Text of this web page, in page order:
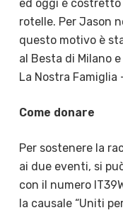
ed oggi è costretto
rotelle. Per Jason
questo motivo è
al Besta di Milano
La Nostra Famiglia
Come donare
Per sostenere la
ai due eventi, si
con il numero
la causale “Uniti